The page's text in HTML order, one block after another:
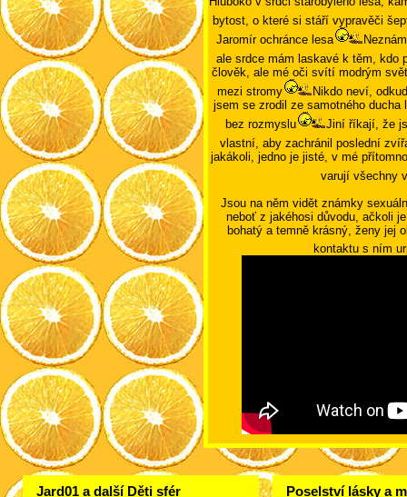
bytost, o které si stáří vypravěči
Jaromír ochránce lesa
ale srdce mám laskavé k těm, kdo
člověk, ale mé oči svítí modrým
mezi stromy
Nikdo neví,
jsem se zrodil ze samotného
bez rozmyslu
Jiní říkají, že
vlastní, aby zachránil poslední
jakákoli, jedno je jisté, v mé
varují všechny
Jsou na něm vidět známky
neboť z jakéhosi důvodu, ačkoli
bohatý a temně krásný, ženy jej
kontaktu s ním
Jard01 a další Děti sfér Poselství lásky a